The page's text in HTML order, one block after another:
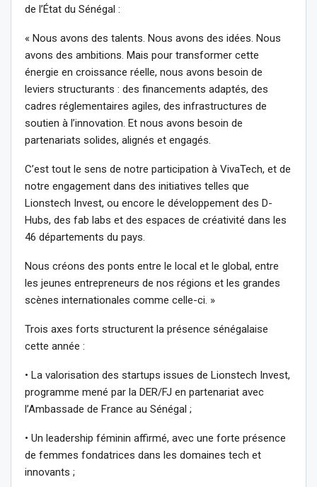
de l’État du Sénégal :
« Nous avons des talents. Nous avons des idées. Nous
avons des ambitions. Mais pour transformer cette
énergie en croissance réelle, nous avons besoin de
leviers structurants : des financements adaptés, des
cadres réglementaires agiles, des infrastructures de
soutien à l’innovation. Et nous avons besoin de
partenariats solides, alignés et engagés.
C’est tout le sens de notre participation à VivaTech, et de
notre engagement dans des initiatives telles que
Lionstech Invest, ou encore le développement des D-
Hubs, des fab labs et des espaces de créativité dans les
46 départements du pays.
Nous créons des ponts entre le local et le global, entre
les jeunes entrepreneurs de nos régions et les grandes
scènes internationales comme celle-ci. »
Trois axes forts structurent la présence sénégalaise
cette année :
• La valorisation des startups issues de Lionstech Invest,
programme mené par la DER/FJ en partenariat avec
l’Ambassade de France au Sénégal ;
• Un leadership féminin affirmé, avec une forte présence
de femmes fondatrices dans les domaines tech et
innovants ;